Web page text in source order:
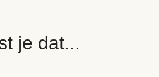
je dat...